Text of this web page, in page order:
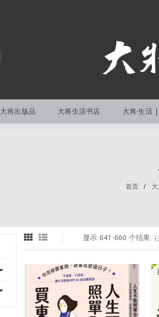
大将出版品 大将生活书店 大将·生活
首页 /
显示 641-660 个结果（